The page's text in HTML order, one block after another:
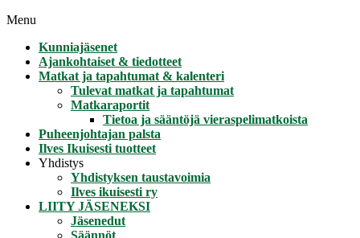
Menu
Kunniajäsenet
Ajankohtaiset & tiedotteet
Matkat ja tapahtumat & kalenteri
Tulevat matkat ja tapahtumat
Matkaraportit
Tietoa ja sääntöjä vieraspelimatkoista
Puheenjohtajan palsta
Ilves Ikuisesti tuotteet
Yhdistys
Yhdistyksen taustavoimia
Ilves ikuisesti ry
LIITY JÄSENEKSI
Jäsenedut
Säännöt